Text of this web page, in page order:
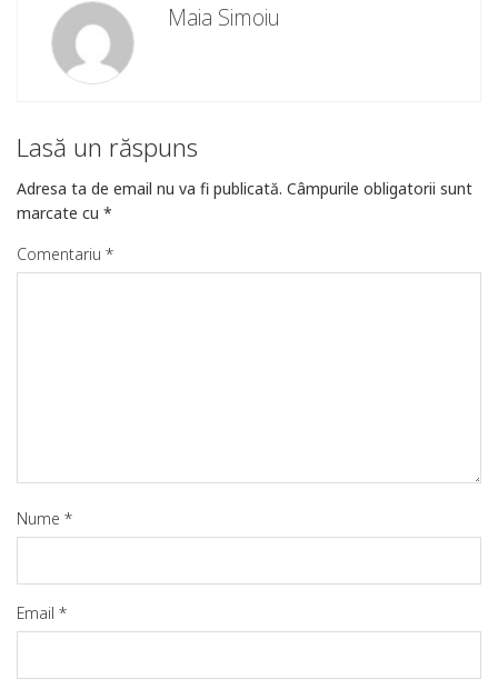
Maia Simoiu
Lasă un răspuns
Adresa ta de email nu va fi publicată. Câmpurile obligatorii sunt
marcate cu *
Comentariu *
Nume *
Email *